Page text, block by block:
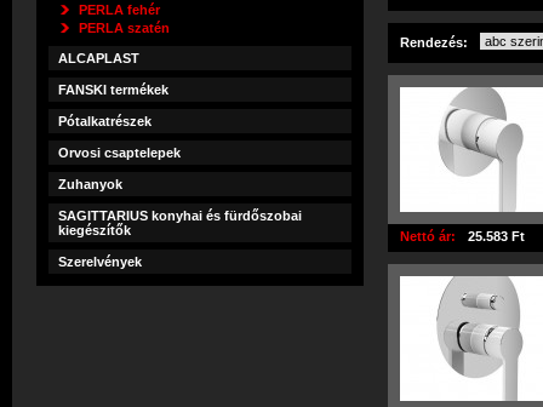
PERLA fehér
PERLA szatén
ALCAPLAST
FANSKI termékek
Pótalkatrészek
Orvosi csaptelepek
Zuhanyok
SAGITTARIUS konyhai és fürdőszobai
kiegészítők
Szerelvények
Rendezés:
Nettó ár: 25.583 Ft